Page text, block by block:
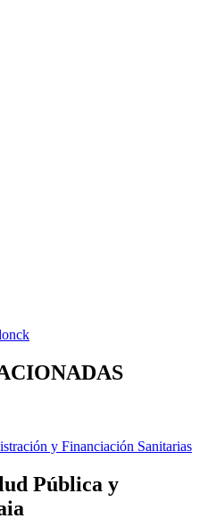
y Financiación Sanitarias
Pública y